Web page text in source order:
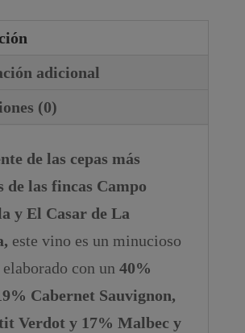
adicional
(0)
de las cepas más
de las fincas Campo
y El Casar de La
este vino es un minucioso
elaborado con un 40%
Cabernet Sauvignon,
Verdot y 17% Malbec y